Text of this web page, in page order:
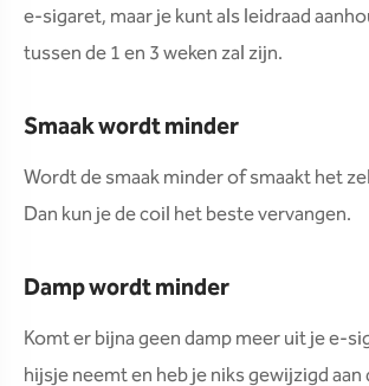
e-sigaret, maar je kunt als leidraad
tussen de 1 en 3 weken zal zijn.
Smaak wordt minder
Wordt de smaak minder of smaakt het
Dan kun je de coil het beste vervangen.
Damp wordt minder
Komt er bijna geen damp meer uit je e-
hijsje neemt en heb je niks gewijzigd